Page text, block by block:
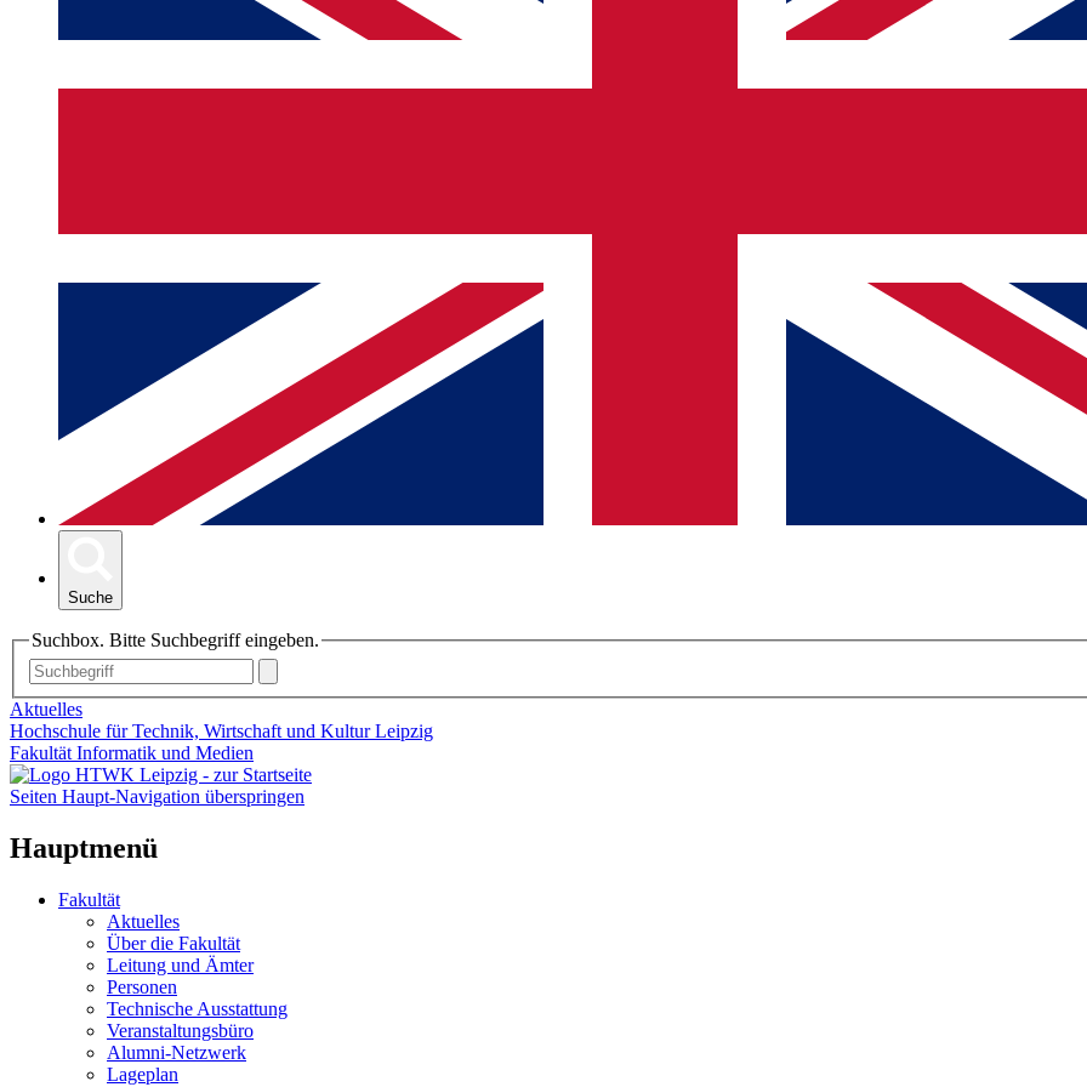
Suche
Suchbox. Bitte Suchbegriff eingeben.
Aktuelles
Hochschule für Technik, Wirtschaft und Kultur Leipzig
Fakultät Informatik und Medien
Seiten Haupt-Navigation überspringen
Hauptmenü
Fakultät
Aktuelles
Über die Fakultät
Leitung und Ämter
Personen
Technische Ausstattung
Veranstaltungsbüro
Alumni-Netzwerk
Lageplan